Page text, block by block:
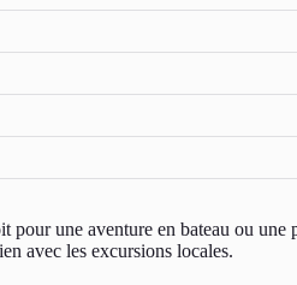
une aventure en bateau ou
avec les excursions locales.